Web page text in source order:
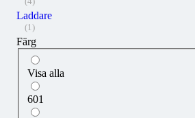
Laddare
(1)
Färg
Visa alla
601